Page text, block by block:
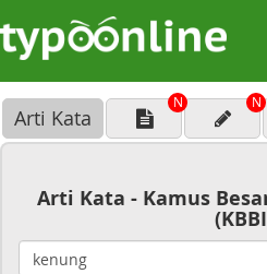
Arti Kata
N N
Arti Kata - Kamus